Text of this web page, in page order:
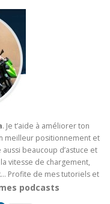
. Je t’aide à améliorer ton
meilleur positionnement et
beaucoup d’astuce et
vitesse de chargement,
Profite de mes tutoriels et
podcasts